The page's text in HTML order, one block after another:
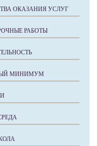
ОКАЗАНИЯ УСЛУГ
РАБОТЫ
МИНИМУМ